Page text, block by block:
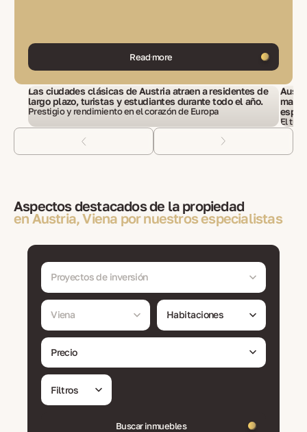
Read more
Las ciudades clásicas de Austria atraen a residentes de
largo plazo, turistas y estudiantes durante todo el año.
Prestigio y rendimiento en el corazón de Europa
El
Aspectos destacados de la propiedad
en Austria, Viena por nuestros especialistas
Proyectos de inversión
Viena Habitaciones
Precio
Filtros
Buscar inmuebles